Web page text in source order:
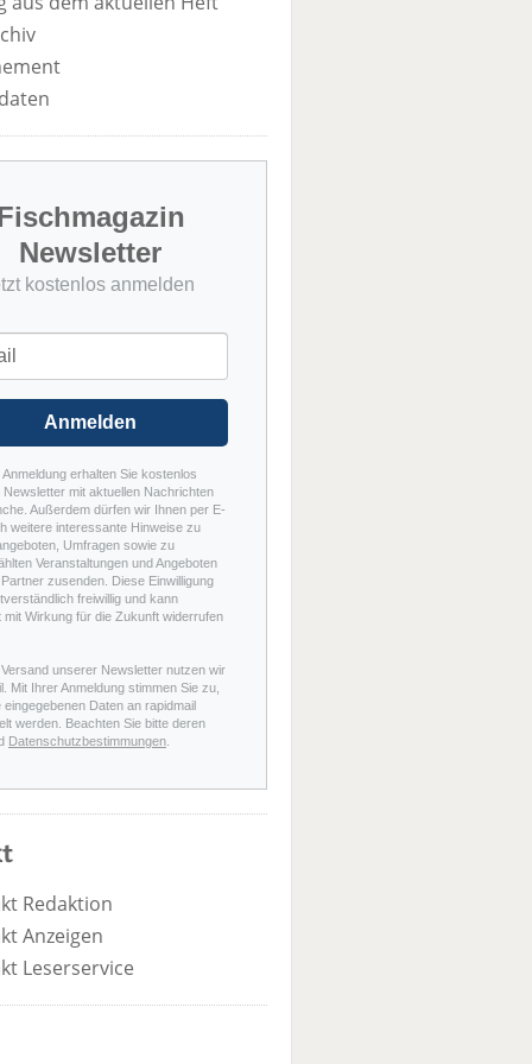
Newsletter
kostenlos anmelden
Anmelden
Anmeldung erhalten Sie kostenlos
Newsletter mit aktuellen Nachrichten
Außerdem dürfen wir Ihnen per E-
weitere interessante Hinweise zu
Umfragen sowie zu
Veranstaltungen und Angeboten
zusenden. Diese Einwilligung
freiwillig und kann
mit Wirkung für die Zukunft widerrufen
Versand unserer Newsletter nutzen wir
Mit Ihrer Anmeldung stimmen Sie zu,
eingegebenen Daten an rapidmail
werden. Beachten Sie bitte deren
Datenschutzbestimmungen
Redaktion
Anzeigen
Leserservice